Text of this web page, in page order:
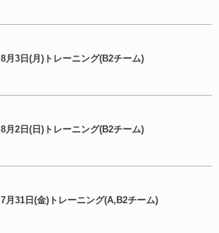
8月3日(月)トレーニング(B2チーム)
8月2日(日)トレーニング(B2チーム)
7月31日(金)トレーニング(A,B2チーム)